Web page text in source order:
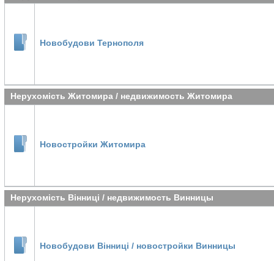
Новобудови Тернополя
Нерухомість Житомира / недвижимость Житомира
Новостройки Житомира
Нерухомість Вінниці / недвижимость Винницы
Новобудови Вінниці / новостройки Винницы